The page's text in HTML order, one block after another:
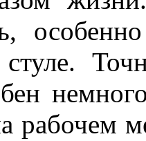
стуле.
рабочем